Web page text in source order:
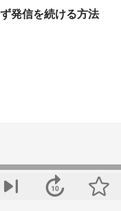
発信を続ける方法